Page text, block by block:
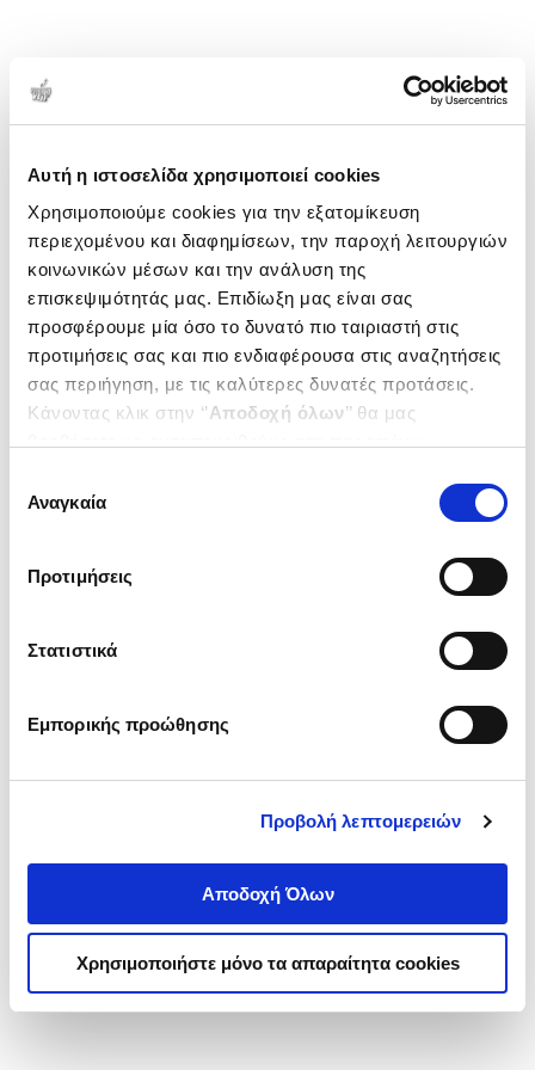
Αυτή η ιστοσελίδα χρησιμοποιεί cookies
Χρησιμοποιούμε cookies για την εξατομίκευση
περιεχομένου και διαφημίσεων, την παροχή λειτουργιών
κοινωνικών μέσων και την ανάλυση της
επισκεψιμότητάς μας. Επιδίωξη μας είναι σας
προσφέρουμε μία όσο το δυνατό πιο ταιριαστή στις
προτιμήσεις σας και πιο ενδιαφέρουσα στις αναζητήσεις
σας περιήγηση, με τις καλύτερες δυνατές προτάσεις.
Κάνοντας κλικ στην ‘’Αποδοχή όλων’’ θα μας
ενδιαφέρουν και να επιλέξετε από τα παρακάτω με την
΄΄και να ενημερωθείτε σχετικά με
συγκατάθεσης
Αναγκαία
Προτιμήσεις
Στατιστικά
Εμπορικής προώθησης
Προβολή λεπτομερειών
Αποδοχή Όλων
Χρησιμοποιήστε μόνο τα απαραίτητα cookies